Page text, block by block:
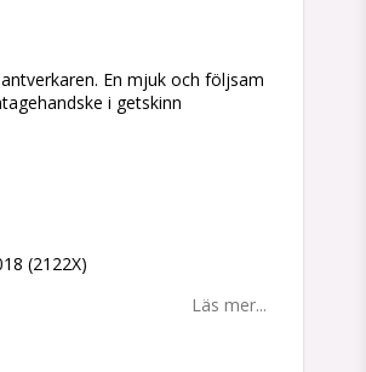
En mjuk och följsam
i getskinn
(2122X)
Läs mer...